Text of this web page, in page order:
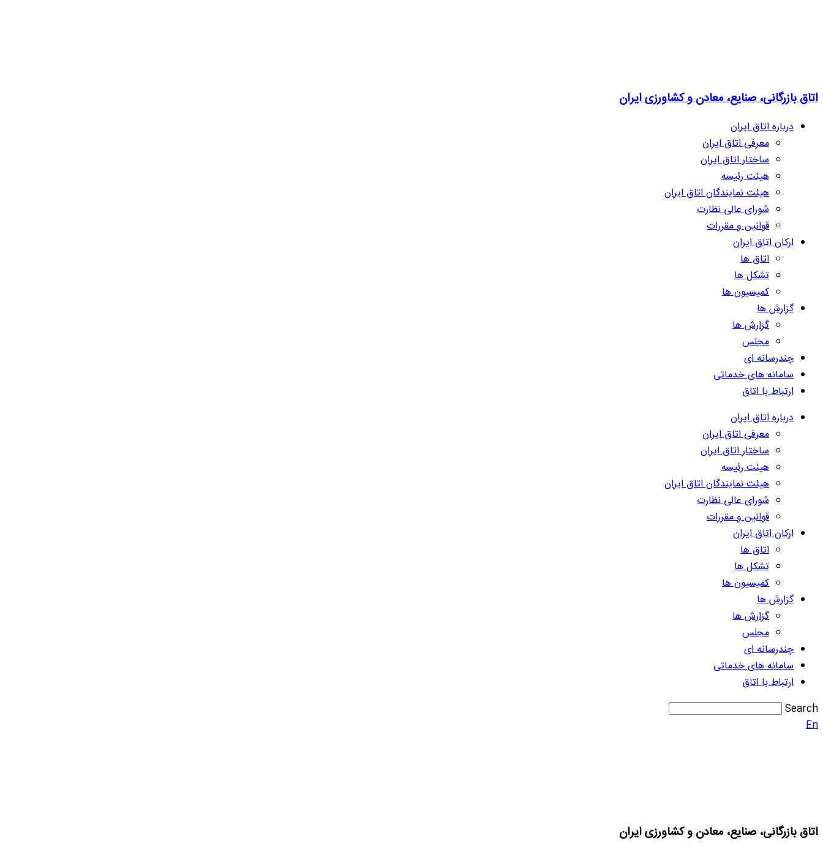
اتاق بازرگانی، صنایع، معادن و کشاورزی ایران
درباره اتاق ایران
معرفی اتاق ایران
ساختار اتاق ایران
هیئت رئیسه
هیئت نمایندگان اتاق ایران
شورای عالی نظارت
قوانین و مقررات
ارکان اتاق ایران
اتاق ها
تشکل ها
کمیسیون ها
گزارش ها
گزارش ها
مجلس
چندرسانه ای
سامانه های خدماتی
ارتباط با اتاق
درباره اتاق ایران
معرفی اتاق ایران
ساختار اتاق ایران
هیئت رئیسه
هیئت نمایندگان اتاق ایران
شورای عالی نظارت
قوانین و مقررات
ارکان اتاق ایران
اتاق ها
تشکل ها
کمیسیون ها
گزارش ها
گزارش ها
مجلس
چندرسانه ای
سامانه های خدماتی
ارتباط با اتاق
Search
En
اتاق بازرگانی، صنایع، معادن و کشاورزی ایران